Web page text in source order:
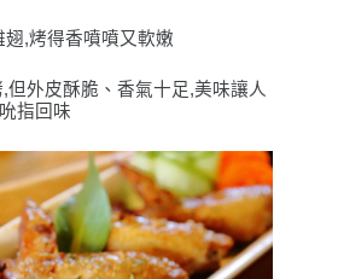
翅,烤得香噴噴又軟嫩
外皮酥脆、香氣十足,美味讓人
吮指回味